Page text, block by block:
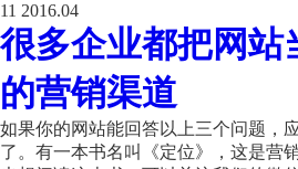
11 2016.04
很多企业都把网站
的营销渠道
如果你的网站能回答以上三个问题，
了。有一本书名叫《定位》，这是营